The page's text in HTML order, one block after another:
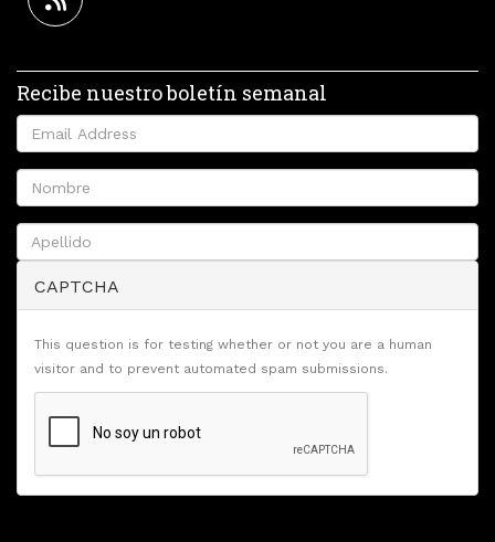
Recibe nuestro boletín semanal
CAPTCHA
This question is for testing whether or not you are a human
visitor and to prevent automated spam submissions.